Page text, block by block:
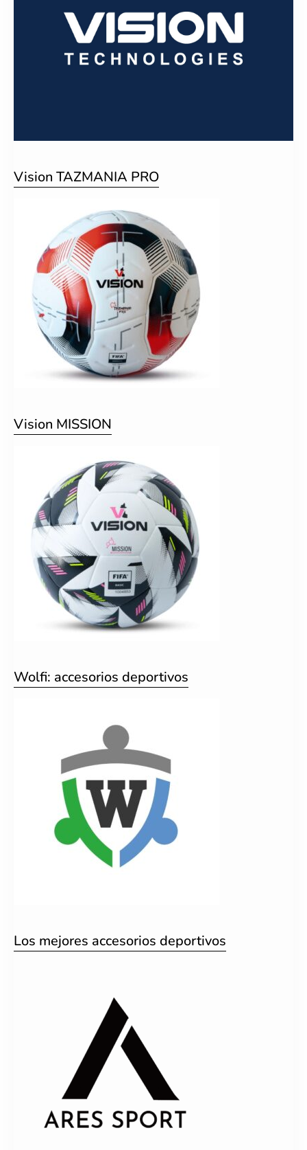
Vision TAZMANIA PRO
Vision MISSION
Wolfi: accesorios deportivos
Los mejores accesorios deportivos